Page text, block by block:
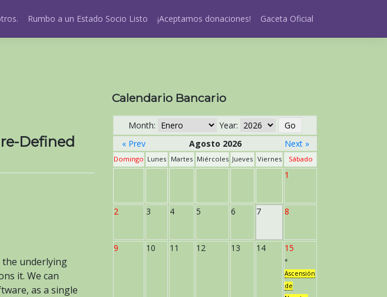
Rumbo a un Estado Socio Listo ¡Aceptamos donaciones! Gaceta Oficial
Defined
underlying
it. We can
as a single
Calendario Bancario
Month:
Year:
« Prev
Agosto 2026 Next »
Domingo Lunes Martes Miércoles Jueves Viernes Sábado
1
2 3 4 5 6 7 8
9 10 11 12 13 14 15
*
Ascensión
de